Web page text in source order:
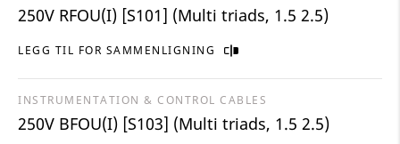
LEGG TIL FOR SAMMENLIGNING
250V RFOU(I) [S101] (Multi triads, 1.5 2.5)
INSTRUMENTATION & CONTROL CABLES
250V BFOU(I) [S103] (Multi triads, 1.5 2.5)